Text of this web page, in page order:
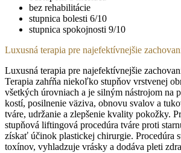
bez rehabilitácie
stupnica bolesti 6/10
stupnica spokojnosti 9/10
Luxusná terapia pre najefektívnejšie
Luxusná terapia pre najefektívnejšie
Terapia zahŕňa niekoľko stupňov vrstvenej
všetkých úrovniach a je silným nástrojom na
kostí, posilnenie väziva, obnovu svalov a
tváre, udržanie a zlepšenie kvality pokožky.
stupňová liftingová procedúra tváre proti
získať účinok plastickej chirurgie. Procedúra
toxínov, vyhladzuje vrásky a dodáva pleti